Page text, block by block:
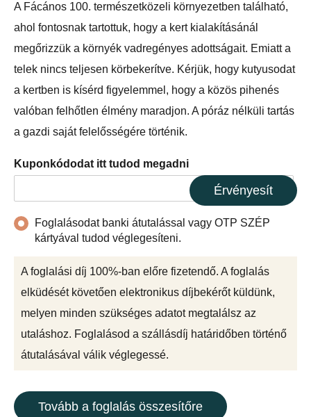
A Fácános 100. természetközeli környezetben található,
ahol fontosnak tartottuk, hogy a kert kialakításánál
megőrizzük a környék vadregényes adottságait. Emiatt a
telek nincs teljesen körbekerítve. Kérjük, hogy kutyusodat
a kertben is kísérd figyelemmel, hogy a közös pihenés
valóban felhőtlen élmény maradjon. A póráz nélküli tartás
a gazdi saját felelősségére történik.
Kuponkódodat itt tudod megadni
Érvényesít
Foglalásodat banki átutalással vagy OTP SZÉP
kártyával tudod véglegesíteni.
A foglalási díj 100%-ban előre fizetendő. A foglalás
elküdését követően elektronikus díjbekérőt küldünk,
melyen minden szükséges adatot megtalálsz az
utaláshoz. Foglalásod a szállásdíj határidőben történő
átutalásával válik véglegessé.
Tovább a foglalás összesítőre